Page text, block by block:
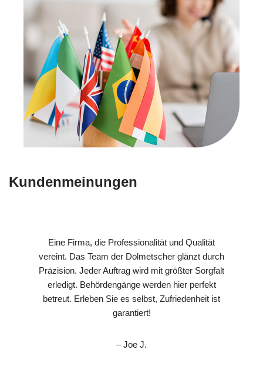
Kundenmeinungen
Eine Firma, die Professionalität und Qualität
vereint. Das Team der Dolmetscher glänzt durch
Präzision. Jeder Auftrag wird mit größter Sorgfalt
erledigt. Behördengänge werden hier perfekt
betreut. Erleben Sie es selbst, Zufriedenheit ist
garantiert!
– Joe J.